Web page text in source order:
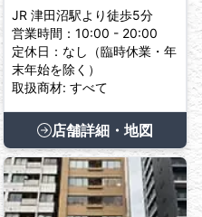
JR 津田沼駅より徒歩5分
営業時間：10:00 - 20:00
定休日：なし（臨時休業・年
末年始を除く）
取扱商材: すべて
店舗詳細・地図